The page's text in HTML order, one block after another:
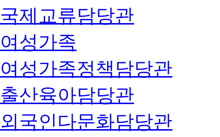
국제교류담당관
여성가족
여성가족정책담당관
출산육아담당관
외국인다문화담당관